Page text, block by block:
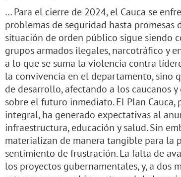
… Para el cierre de 2024, el Cauca se
problemas de seguridad hasta
situación de orden público sigue siendo
grupos armados ilegales, narcotráfico y
a lo que se suma la violencia contra
la convivencia en el departamento, sino
de desarrollo, afectando a los caucanos
sobre el futuro inmediato. El Plan
integral, ha generado expectativas al
infraestructura, educación y salud. Sin
materializan de manera tangible para la
sentimiento de frustración. La falta de
los proyectos gubernamentales, y, a dos